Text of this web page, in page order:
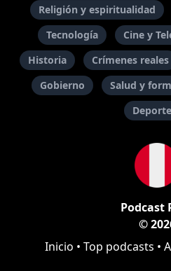
Religión y espiritualidad
Tecnología
Cine y
Historia
Crímenes reales
Gobierno
Salud y
Podcast
©
Inicio • Top podcasts •